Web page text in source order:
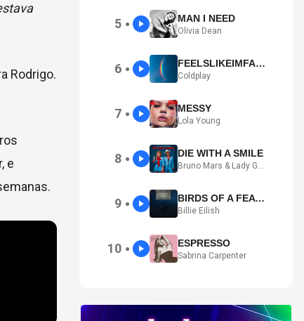
Rodrigo.
e
5 ● MAN I NEED
Olivia Dean
6 ● FEELSLIKEIMFALLINGINLOVE
Coldplay
7 ● MESSY
Lola Young
8 ● DIE WITH A SMILE
Bruno Mars & Lady Gaga
9 ● BIRDS OF A FEATHER
Billie Eilish
10 ● ESPRESSO
Sabrina Carpenter